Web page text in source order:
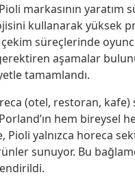
markasının
kullanarak yüksek
süreçlerinde
aşamalar
tamamlandı.
(otel, restoran,
Porland’ın hem
Pioli yalnızca horeca
sunuyor. Bu